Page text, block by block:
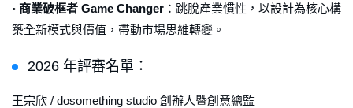
◦ 商業破框者 Game Changer ：跳脫產業慣性，以設計為核心構
築全新模式與價值，帶動市場思維轉變。
2026 年評審名單：
王宗欣 / dosomething studio 創辦人暨創意總監